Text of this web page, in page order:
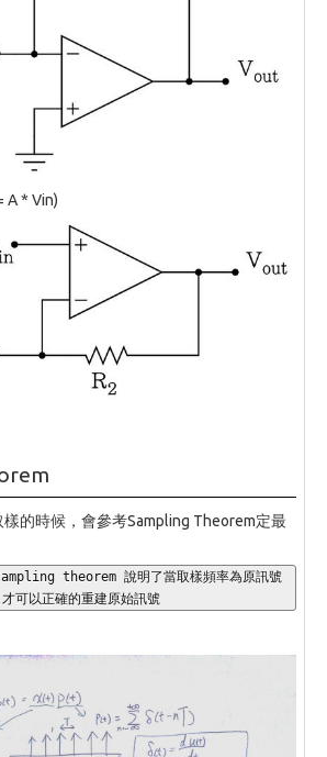
A * Vin)
的時候，會參考Sampling Theorem定最
theorem 說明了當取樣頻率為原訊號
可以正確的重建原始訊號